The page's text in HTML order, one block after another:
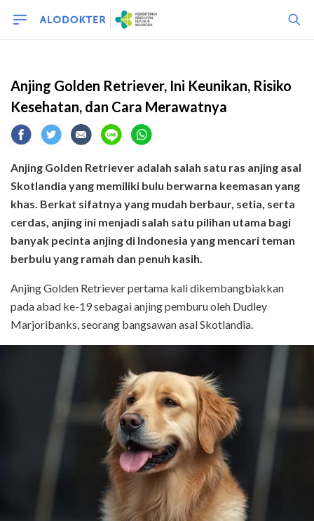
Anjing Golden Retriever, Ini Keunikan, Risiko
Kesehatan, dan Cara Merawatnya
Anjing Golden Retriever adalah salah satu ras anjing asal
Skotlandia yang memiliki bulu berwarna keemasan yang
khas. Berkat sifatnya yang mudah berbaur, setia, serta
cerdas, anjing ini menjadi salah satu pilihan utama bagi
banyak pecinta anjing di Indonesia yang mencari teman
berbulu yang ramah dan penuh kasih.
Anjing Golden Retriever pertama kali dikembangbiakkan
pada abad ke-19 sebagai anjing pemburu oleh Dudley
Marjoribanks, seorang bangsawan asal Skotlandia.